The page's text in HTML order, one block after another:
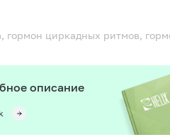
гормон циркадных ритмов,
описание